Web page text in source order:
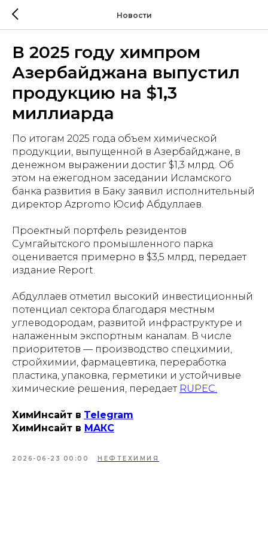
Новости
В 2025 году химпром
Азербайджана выпустил
продукцию на $1,3
миллиарда
По итогам 2025 года объем химической
продукции, выпущенной в Азербайджане, в
денежном выражении достиг $1,3 млрд. Об
этом на ежегодном заседании Исламского
банка развития в Баку заявил исполнительный
директор Azpromo Юсиф Абдуллаев.
Проектный портфель резидентов
Сумгайытского промышленного парка
оценивается примерно в $3,5 млрд, передает
издание Report.
Абдуллаев отметил высокий инвестиционный
потенциал сектора благодаря местным
углеводородам, развитой инфраструктуре и
налаженным экспортным каналам. В числе
приоритетов — производство спецхимии,
стройхимии, фармацевтика, переработка
пластика, упаковка, герметики и устойчивые
химические решения, передает RUPEC.
ХимИнсайт в Telegram
ХимИнсайт в MAКС
2026-06-23 00:00 НЕФТЕХИМИЯ